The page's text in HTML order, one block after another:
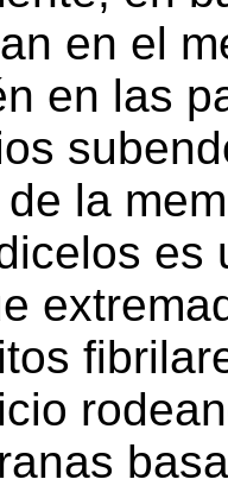
en el
en las
la
es